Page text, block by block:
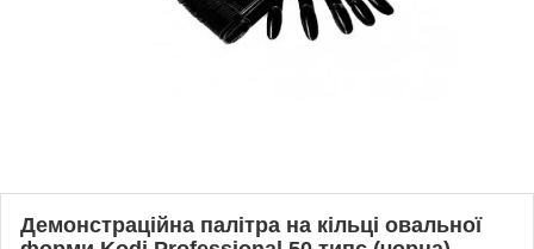
Демонстраційна палітра на кільці овальної